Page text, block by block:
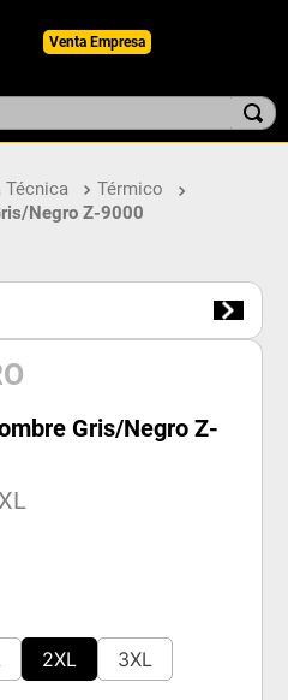
Venta Empresa
Técnica
Térmico
Negro Z-9000
Gris/Negro Z-
2XL 3XL
botin
casco